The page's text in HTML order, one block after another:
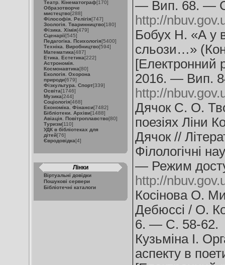
Театр. Кінематограф[170]
Образотворче
мистецтво[288]
Філософія. Релігія[747]
Зоологія. Тваринництво[180]
Фізика. Хімія[479]
Сценарії[545]
Педагогіка. Психологія[5400]
Техніка. Виробництво[594]
Математика[487]
Етика. Естетика[222]
Астрономія.
Космонавтика[80]
Екологія. Охорона
природи[679]
Фізкультура. Спорт[339]
Освіта[1746]
Музика[244]
Соціологія[468]
Економіка. Фінанси[7482]
Бібліотеки. Архіви[1488]
Авіація. Повітроплавство[80]
Туризм[110]
УДК в бібліотеках для
дітей[76]
Євродовідка[4]
Лінки
Віртуальні довідки
Пошукові сервери
Бібліотечні каталоги
— Вип. 68. —
http://
Бобух Н. «А у
сльози…»
[Електронний
2016. — Вип.
http://
Дячок С. О.
поезіях Ліни
Дячок //
Філологічні
— Режим
http://
Косінова О.
Дебюссі / О.
6. — С. 58-62.
Кузьміна І.
аспекту в